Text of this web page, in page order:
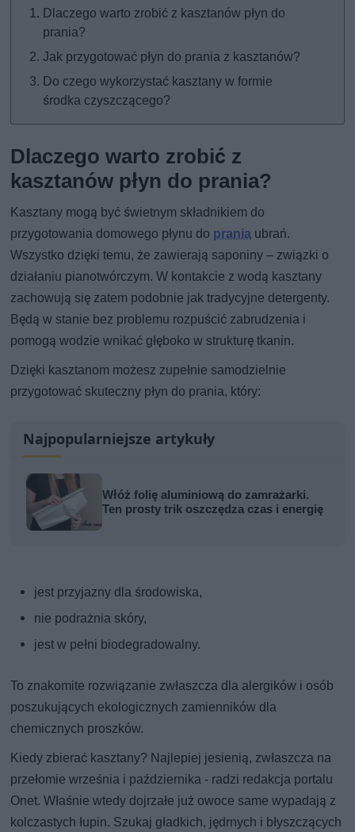
Dlaczego warto zrobić z kasztanów płyn do
prania?
Jak przygotować płyn do prania z kasztanów?
Do czego wykorzystać kasztany w formie
środka czyszczącego?
Dlaczego warto zrobić z
kasztanów płyn do prania?
Kasztany mogą być świetnym składnikiem do
przygotowania domowego płynu do prania ubrań.
Wszystko dzięki temu, że zawierają saponiny – związki o
działaniu pianotwórczym. W kontakcie z wodą kasztany
zachowują się zatem podobnie jak tradycyjne detergenty.
Będą w stanie bez problemu rozpuścić zabrudzenia i
pomogą wodzie wnikać głęboko w strukturę tkanin.
Dzięki kasztanom możesz zupełnie samodzielnie
przygotować skuteczny płyn do prania, który:
Najpopularniejsze artykuły
Włóż folię aluminiową do zamrażarki.
Ten prosty trik oszczędza czas i energię
jest przyjazny dla środowiska,
nie podrażnia skóry,
jest w pełni biodegradowalny.
To znakomite rozwiązanie zwłaszcza dla alergików i osób
poszukujących ekologicznych zamienników dla
chemicznych proszków.
Kiedy zbierać kasztany? Najlepiej jesienią, zwłaszcza na
przełomie września i października - radzi redakcja portalu
Onet. Właśnie wtedy dojrzałe już owoce same wypadają z
kolczastych łupin. Szukaj gładkich, jędrnych i błyszczących